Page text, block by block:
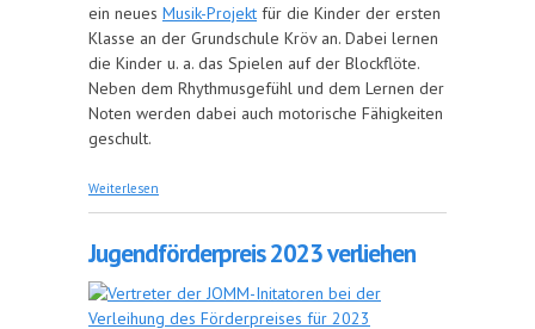
ein neues Musik-Projekt für die Kinder der ersten
Klasse an der Grundschule Kröv an. Dabei lernen
die Kinder u. a. das Spielen auf der Blockflöte.
Neben dem Rhythmusgefühl und dem Lernen der
Noten werden dabei auch motorische Fähigkeiten
geschult.
Weiterlesen
Jugendförderpreis 2023 verliehen